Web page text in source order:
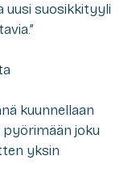
uusi suosikkityyli
kuunnellaan
pyörimään joku
yksin